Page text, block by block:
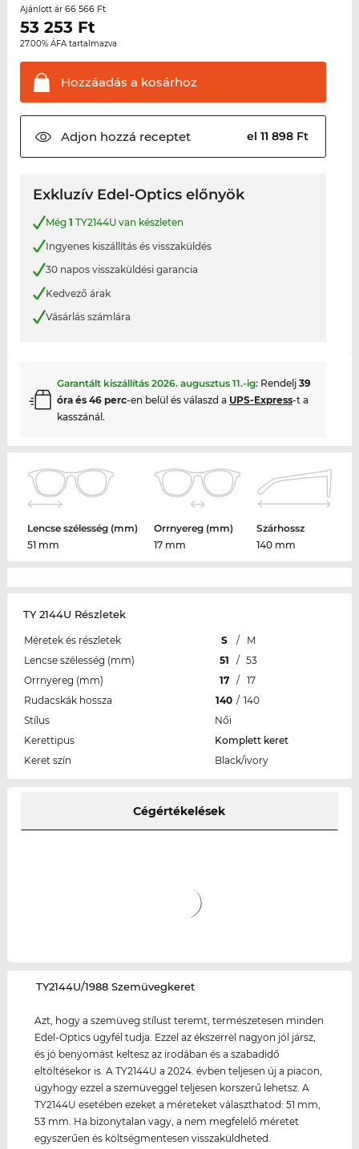
Ajánlott ár 66 566 Ft
53 253 Ft
27.00% ÁFA tartalmazva
Hozzáadás a kosárhoz
Adjon hozzá receptet el 11 898 Ft
Exkluzív Edel-Optics előnyök
Még 1 TY2144U van készleten
Ingyenes kiszállítás és visszaküldés
30 napos visszaküldési garancia
Kedvező árak
Vásárlás számlára
Garantált kiszállítás 2026. augusztus 11.-ig: Rendelj 39
óra és 46 perc-en belül és válaszd a UPS-Express-t a
kasszánál.
Lencse szélesség (mm)
51 mm
Orrnyereg (mm)
17 mm
Szárhossz
140 mm
TY 2144U Részletek
Méretek és részletek S /
M
Lencse szélesség (mm)
51 / 53
Orrnyereg (mm)
17 /
17
Rudacskák hossza
140 / 140
Stílus
Női
Kerettipus
Komplett keret
Keret szín
Black/ivory
Cégértékelések
‌TY2144U/1988 Szemüvegkeret
Azt, hogy a szemüveg stílust teremt, természetesen minden
Edel-Optics ügyfél tudja. Ezzel az ékszerrel nagyon jól jársz,
és jó benyomást keltesz az irodában és a szabadidő
eltöltésekor is. A TY2144U a 2024. évben teljesen új a piacon,
úgyhogy ezzel a szemüveggel teljesen korszerű lehetsz. A
TY2144U esetében ezeket a méreteket választhatod: 51 mm,
53 mm. Ha bizonytalan vagy, a nem megfelelő méretet
egyszerűen és költségmentesen visszaküldheted.